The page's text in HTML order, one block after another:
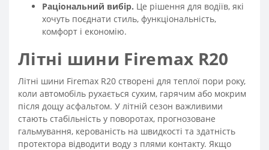
Раціональний вибір. Це рішення для водіїв, які
хочуть поєднати стиль, функціональність,
комфорт і економію.
Літні шини Firemax R20
Літні шини Firemax R20 створені для теплої пори року,
коли автомобіль рухається сухим, гарячим або мокрим
після дощу асфальтом. У літній сезон важливими
стають стабільність у поворотах, прогнозоване
гальмування, керованість на швидкості та здатність
протектора відводити воду з плями контакту. Якщо